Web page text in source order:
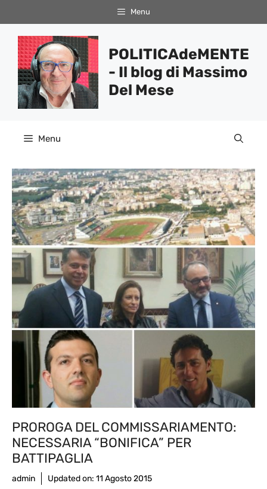
al
contenuto
Menu
POLITICAdeMENTE
- Il blog di Massimo
Del Mese
Menu
PROROGA DEL COMMISSARIAMENTO:
NECESSARIA “BONIFICA” PER
BATTIPAGLIA
admin Updated on: 11 Agosto 2015